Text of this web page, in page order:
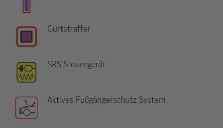
Gurtstraffer
SRS Steuergerät
Aktives Fußgängerschutz-System